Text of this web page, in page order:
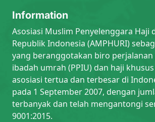
Information
Asosiasi Muslim Penyelenggara Haji
Republik Indonesia (AMPHURI)
yang beranggotakan biro
ibadah umrah (PPIU) dan haji
asosiasi tertua dan terbesar di
pada 1 September 2007, dengan
terbanyak dan telah mengantongi
9001:2015.